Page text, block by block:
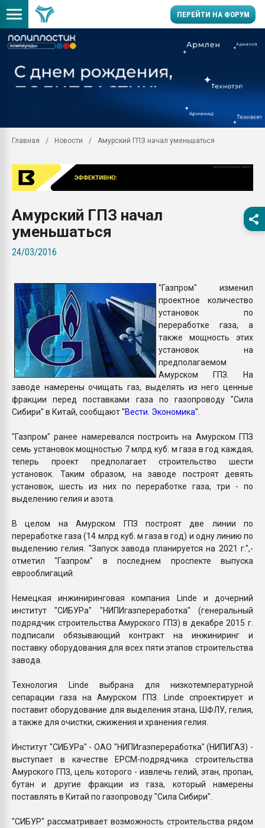
ПЕРЕЙТИ НА ФОРУМ
заводу пластмасс"
Помощь в подборе
Вакуум-формовочные
первый план в
бутылок
ПЕРЕЙТИ НА
Главная Новости Амурский ГПЗ начал уменьшаться
Амурский ГПЗ начал
уменьшаться
24/03/2016
"Газпром" изменил
проектное количество
установок по
переработке газа, а
также мощность этих
установок на
предполагаемом
Амурском ГПЗ. На
заводе намерены очищать газ, выделять из него ценные
фракции перед поставками газа по газопроводу "Сила
Сибири" в Китай, сообщают "Вести. Экономика".
"Газпром" ранее намеревался построить на Амурском ГПЗ
семь установок мощностью 7 млрд куб. м газа в год каждая,
теперь проект предполагает строительство шести
установок. Таким образом, на заводе построят девять
установок, шесть из них по переработке газа, три - по
выделению гелия и азота.
В целом на Амурском ГПЗ построят две линии по
переработке газа (14 млрд куб. м газа в год) и одну линию по
выделению гелия. "Запуск завода планируется на 2021 г.",-
отметил "Газпром" в последнем проспекте выпуска
еврооблигаций.
Немецкая инжиниринговая компания Linde и дочерний
институт "СИБУРа" "НИПИгазпереработка" (генеральный
подрядчик строительства Амурского ГПЗ) в декабре 2015 г.
подписали обязывающий контракт на инжиниринг и
поставку оборудования для всех пяти этапов строительства
завода.
Технология Linde выбрана для низкотемпературной
сепарации газа на Амурском ГПЗ. Linde спроектирует и
поставит оборудование для выделения этана, ШФЛУ, гелия,
а также для очистки, сжижения и хранения гелия.
Институт "СИБУРа" - ОАО "НИПИгазпереработка" (НИПИГАЗ) -
выступает в качестве EPCM-подрядчика строительства
Амурского ГПЗ, цель которого - извлечь гелий, этан, пропан,
бутан и другие фракции из газа, который намерены
поставлять в Китай по газопроводу "Сила Сибири".
"СИБУР" рассматривает возможность строительства рядом